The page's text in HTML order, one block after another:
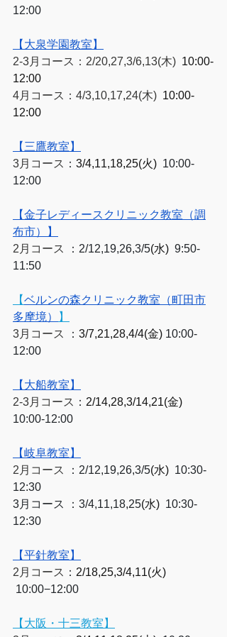
12:00
【大泉学園教室】
2-3月コース：2/20,27,3/6,13(木) 10:00-
12:00
4月コース：4/3,10,17,24(木) 10:00-
12:00
【三鷹教室】
3月コース ： 3/4,11,18,25(火) 10:00-
12:00
【金子レディースクリニック教室（調
布市）】
2月コース
：2/12,19,26,3/5(水) 9:50-
11:50
【ベルンの森クリニック教室（町田市
多摩境）
】
3月コース
： 3/7,21,28,4/4(金) 10:00-
12:00
【大船教室】
2-3月コース ： 2/14,28,3/14,21(金)
10:00-12:00
【岐阜教室】
2月コース
：2/12,19,26,3/5(水) 10:30-
12:30
3月コース ：3/4,11,18,25(水) 10:30-
12:30
【平針教室】
2月コース ： 2/18,25,3/4,11(火)
10:00−12:00
【大阪・十三教室】